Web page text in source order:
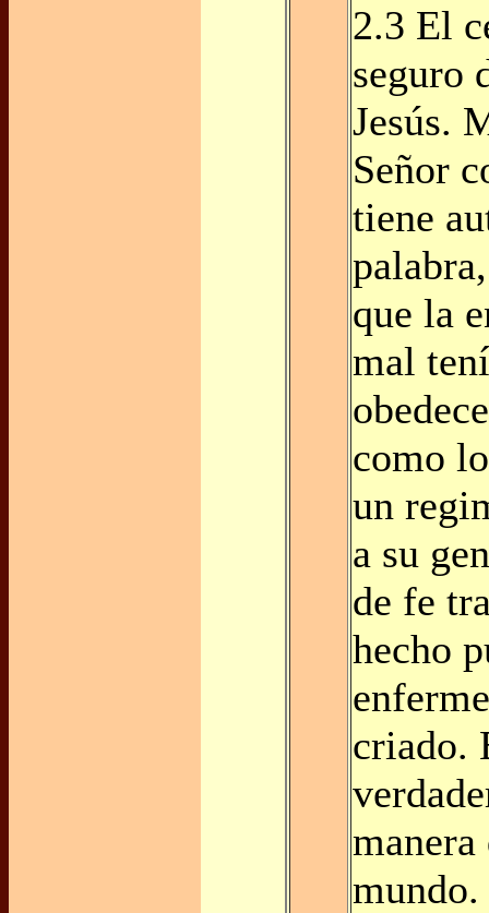
2.3 El
seguro
Jesús.
Señor
tiene
que la
mal
como
un
a su
de fe
hecho
criado.
mundo.